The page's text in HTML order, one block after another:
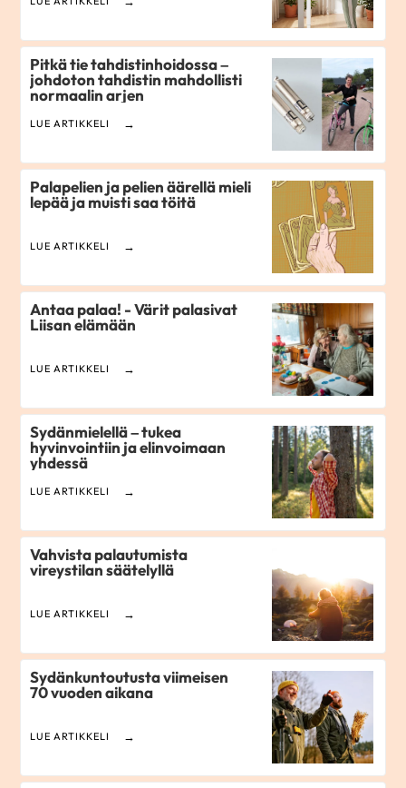
Pitkä tie tahdistinhoidossa –
johdoton tahdistin mahdollisti
normaalin arjen
LUE ARTIKKELI
Palapelien ja pelien äärellä mieli
lepää ja muisti saa töitä
LUE ARTIKKELI
Antaa palaa! - Värit palasivat
Liisan elämään
LUE ARTIKKELI
Sydänmielellä – tukea
hyvinvointiin ja elinvoimaan
yhdessä
LUE ARTIKKELI
Vahvista palautumista
vireystilan säätelyllä
LUE ARTIKKELI
Sydänkuntoutusta viimeisen
70 vuoden aikana
LUE ARTIKKELI